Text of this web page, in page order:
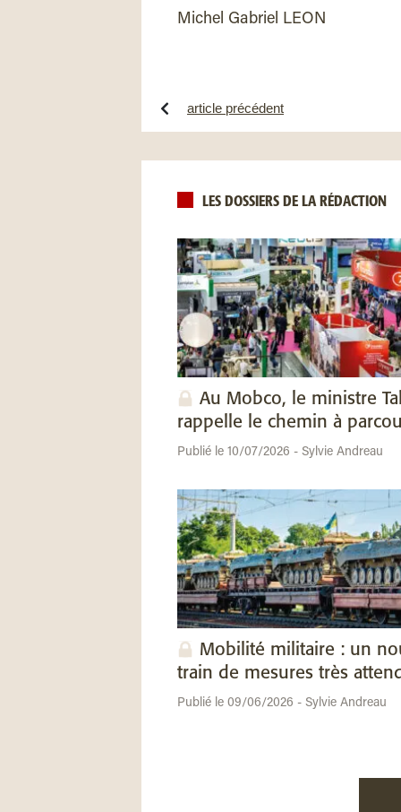
Michel Gabriel LEON
article précédent
LES DOSSIERS DE LA RÉDACTION
Au Mobco, le ministre
rappelle le chemin à
Publié le 10/07/2026 - Sylvie Andreau
Mobilité militaire : un
train de mesures très
Publié le 09/06/2026 - Sylvie Andreau